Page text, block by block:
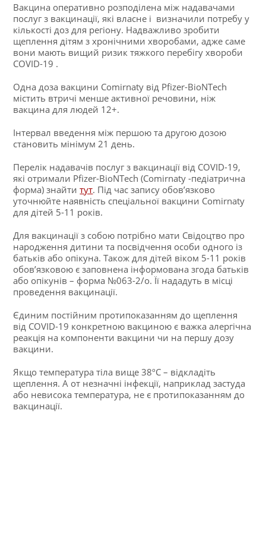
Вакцина оперативно розподілена між надавачами
послуг з вакцинації, які власне і визначили потребу у
кількості доз для регіону. Надважливо зробити
щеплення дітям з хронічними хворобами, адже саме
вони мають вищий ризик тяжкого перебігу хвороби
COVID-19 .
Одна доза вакцини Comirnaty від Pfizer-BioNTech
містить втричі менше активної речовини, ніж
вакцина для людей 12+.
Інтервал введення між першою та другою дозою
становить мінімум 21 день.
Перелік надавачів послуг з вакцинації від COVID-19,
які отримали Pfizer-BioNTech (Comirnaty -педіатрична
форма) знайтитут. Під час запису обов’язково
уточнюйте наявність спеціальної вакцини Comirnaty
для дітей 5-11 років.
Для вакцинації з собою потрібно мати Свідоцтво про
народження дитини та посвідчення особи одного із
батьків або опікуна. Також для дітей віком 5-11 років
обов’язковою є заповнена інформована згода батьків
або опікунів – форма №063-2/о. Її нададуть в місці
проведення вакцинації.
Єдиним постійним протипоказанням до щеплення
від COVID-19 конкретною вакциною є важка алергічна
реакція на компоненти вакцини чи на першу дозу
вакцини.
Якщо температура тіла вище 38ºC – відкладіть
щеплення. А от незначні інфекції, наприклад застуда
або невисока температура, не є протипоказанням до
вакцинації.